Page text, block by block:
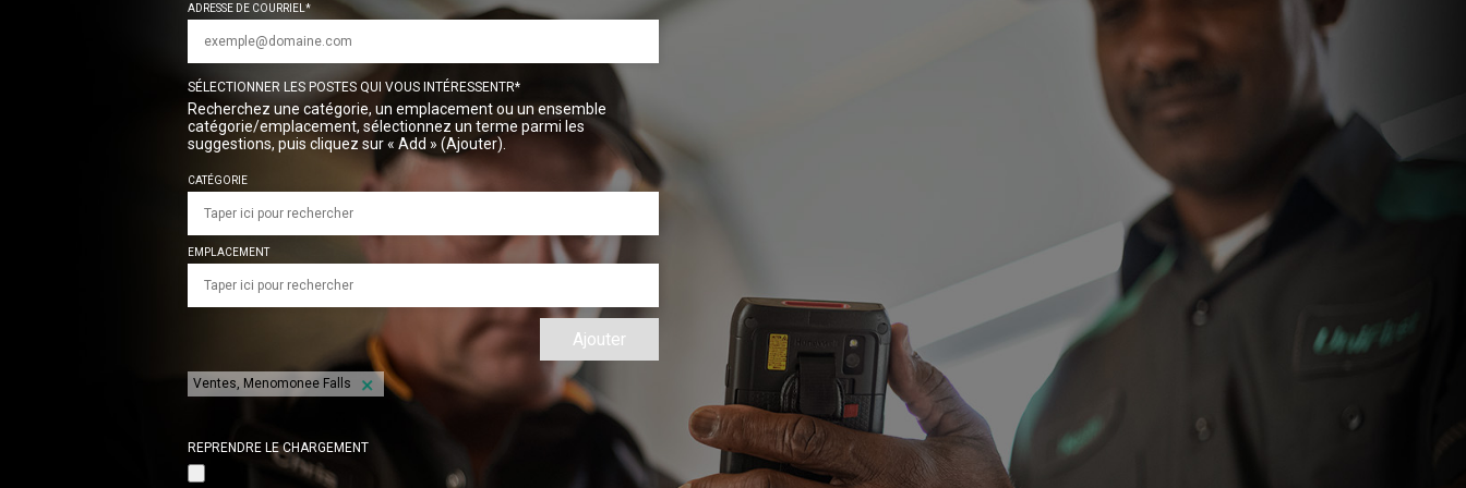
ADRESSE DE COURRIEL
SÉLECTIONNER LES POSTES QUI VOUS INTÉRESSENTR
Recherchez une catégorie, un emplacement ou un ensemble
catégorie/emplacement, sélectionnez un terme parmi les
suggestions, puis cliquez sur « Add » (Ajouter).
CATÉGORIE
EMPLACEMENT
Ajouter
Ventes, Menomonee Falls
REPRENDRE LE CHARGEMENT